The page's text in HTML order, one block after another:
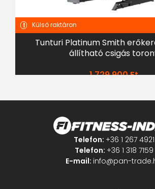
Külső raktáron
Tunturi Platinum Smith
állítható csigás
1 729 900Ft
Telefon: +36 1 267 4921
Telefon: +36 1 318 7159
E-mail: info@pan-